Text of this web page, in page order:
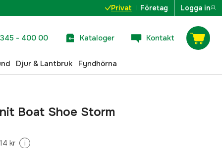
Privat Företag Logga in
- 400 00 Kataloger Kontakt
Djur & Lantbruk Fyndhörna
Boat Shoe Storm
kr i